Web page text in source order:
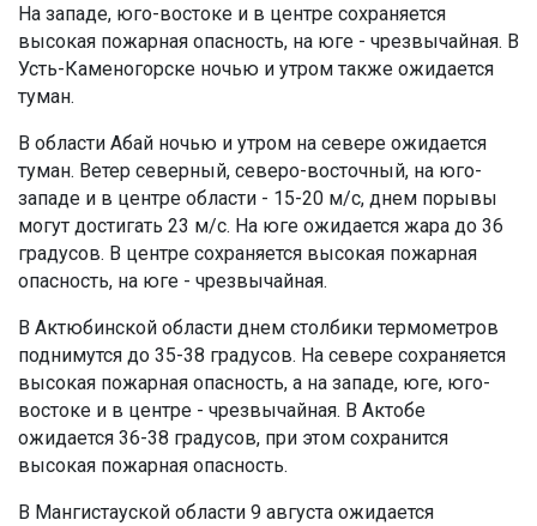
На западе, юго-востоке и в центре сохраняется
высокая пожарная опасность, на юге - чрезвычайная. В
Усть-Каменогорске ночью и утром также ожидается
туман.
В области Абай ночью и утром на севере ожидается
туман. Ветер северный, северо-восточный, на юго-
западе и в центре области - 15-20 м/с, днем порывы
могут достигать 23 м/с. На юге ожидается жара до 36
градусов. В центре сохраняется высокая пожарная
опасность, на юге - чрезвычайная.
В Актюбинской области днем столбики термометров
поднимутся до 35-38 градусов. На севере сохраняется
высокая пожарная опасность, а на западе, юге, юго-
востоке и в центре - чрезвычайная. В Актобе
ожидается 36-38 градусов, при этом сохранится
высокая пожарная опасность.
В Мангистауской области 9 августа ожидается